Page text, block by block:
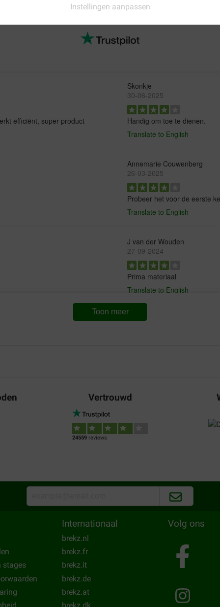
Instellingen aanpassen
efficiënt, super product
Skonkje
30-06-2025
Handig om toe te dienen.
Translate to English
Annemarie Couwenberg
26-03-2025
Probeer het voor de eerste
Translate to English
J van der Wouden
27-09-2024
Prima materiaal
Translate to English
Toon meer
Vertrouwd
24559reviews
stages
Internationaal
brekz.nl
brekz.fr
brekz.it
brekz.de
brekz.at
Volg ons